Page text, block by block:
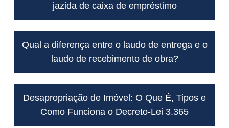
jazida de caixa de empréstimo
Qual a diferença entre o laudo de entrega e o
laudo de recebimento de obra?
Desapropriação de Imóvel: O Que É, Tipos e
Como Funciona o Decreto-Lei 3.365